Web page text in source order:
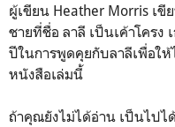
ผู้เขียน Heather Morris เขี
ชายที่ชื่อ ลาลี เป็นเค้าโครง
ปีในการพูดคุยกับลาลีเพื่อให้
หนังสือเล่มนี้
ถ้าคุณยังไม่ได้อ่าน เป็นไป